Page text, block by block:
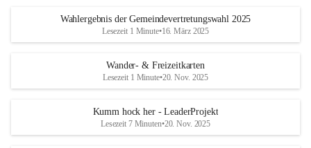
Wahlergebnis der Gemeindevertretungswahl 2025
Lesezeit 1 Minute•16. März 2025
Wander- & Freizeitkarten
Lesezeit 1 Minute•20. Nov. 2025
Kumm hock her - LeaderProjekt
Lesezeit 7 Minuten•20. Nov. 2025